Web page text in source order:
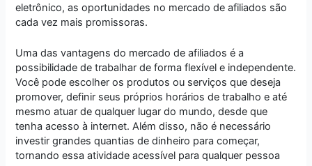
eletrônico, as oportunidades no mercado de afiliados são
cada vez mais promissoras.
Uma das vantagens do mercado de afiliados é a
possibilidade de trabalhar de forma flexível e independente.
Você pode escolher os produtos ou serviços que deseja
promover, definir seus próprios horários de trabalho e até
mesmo atuar de qualquer lugar do mundo, desde que
tenha acesso à internet. Além disso, não é necessário
investir grandes quantias de dinheiro para começar,
tornando essa atividade acessível para qualquer pessoa